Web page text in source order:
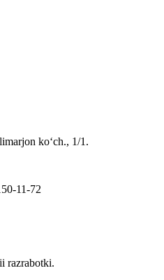
koʻch., 1/1.
11-72
razrabotki.